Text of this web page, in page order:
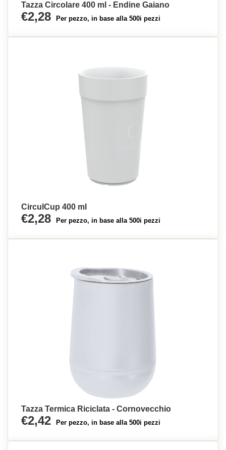
Tazza Circolare 400 ml - Endine Gaiano
€2,28 Per pezzo, in base alla 500i pezzi
CirculCup 400 ml
€2,28 Per pezzo, in base alla 500i pezzi
Tazza Termica Riciclata - Cornovecchio
€2,42 Per pezzo, in base alla 500i pezzi